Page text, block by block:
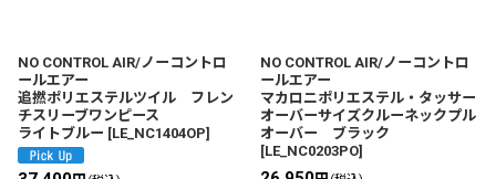
NO CONTROL AIR/ノーコントロ
ールエアー
追撚ポリエステルツイル フレン
チスリーブワンピース
ライトブルー [LE_NC1404OP]
NO CONTROL AIR/ノーコントロ
ールエアー
マカロニポリエステル・タッサー
オーバーサイズクルーネックプル
オーバー ブラック
[LE_NC0203PO]